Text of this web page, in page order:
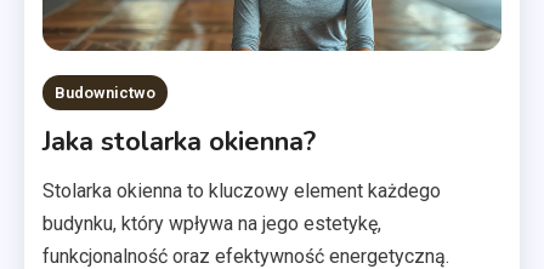
Budownictwo
Jaka stolarka okienna?
Stolarka okienna to kluczowy element każdego
budynku, który wpływa na jego estetykę,
funkcjonalność oraz efektywność energetyczną.